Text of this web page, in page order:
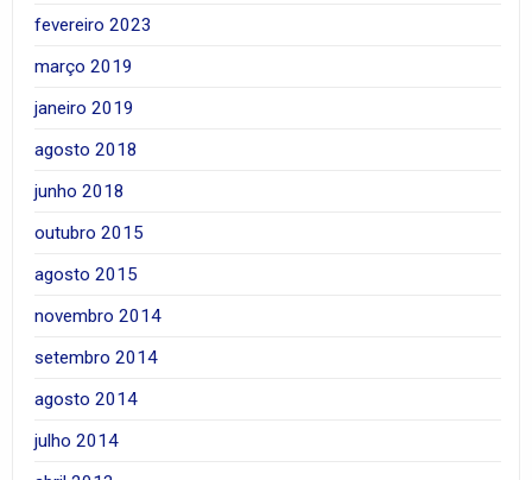
fevereiro 2023
março 2019
janeiro 2019
agosto 2018
junho 2018
outubro 2015
agosto 2015
novembro 2014
setembro 2014
agosto 2014
julho 2014